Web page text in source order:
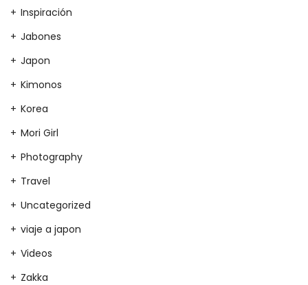
Inspiración
Jabones
Japon
Kimonos
Korea
Mori Girl
Photography
Travel
Uncategorized
viaje a japon
Videos
Zakka